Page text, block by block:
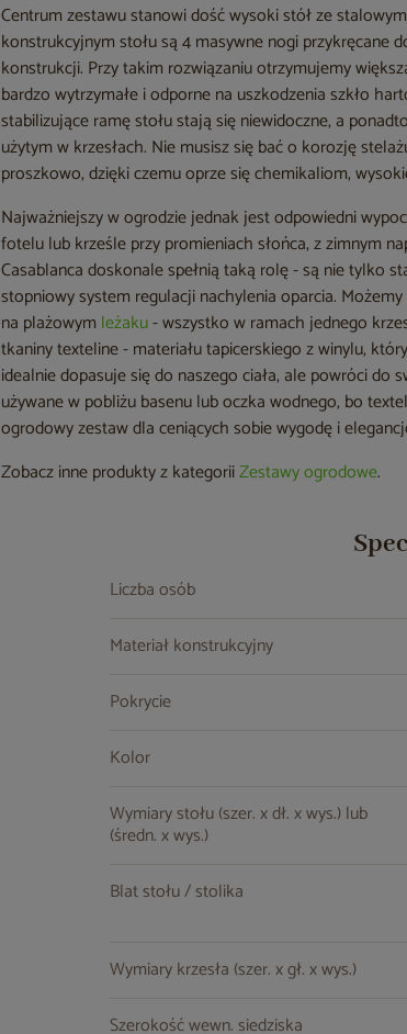
Centrum zestawu stanowi dość wysoki stół ze
konstrukcyjnym stołu są 4 masywne nogi
konstrukcji. Przy takim rozwiązaniu otrzymujemy
bardzo wytrzymałe i odporne na uszkodzenia szkło
stabilizujące ramę stołu stają się niewidoczne, a
użytym w krzesłach. Nie musisz się bać o korozję
proszkowo, dzięki czemu oprze się chemikaliom,
Najważniejszy w ogrodzie jednak jest odpowiedni
fotelu lub krześle przy promieniach słońca, z zimnym
Casablanca doskonale spełnią taką rolę - są nie tylko
stopniowy system regulacji nachylenia oparcia.
na plażowym leżaku- wszystko w ramach jednego
tkaniny texteline - materiału tapicerskiego z winylu,
idealnie dopasuje się do naszego ciała, ale powróci
używane w pobliżu basenu lub oczka wodnego, bo
ogrodowy zestaw dla ceniących sobie wygodę i
Zobacz inne produkty z kategoriiZestawy ogrodowe.
Liczba osób
Materiał konstrukcyjny
Pokrycie
Kolor
Wymiary stołu (szer. x dł. x wys.) lub
(średn. x wys.)
Blat stołu / stolika
Wymiary krzesła (szer. x gł. x wys.)
Szerokość wewn. siedziska